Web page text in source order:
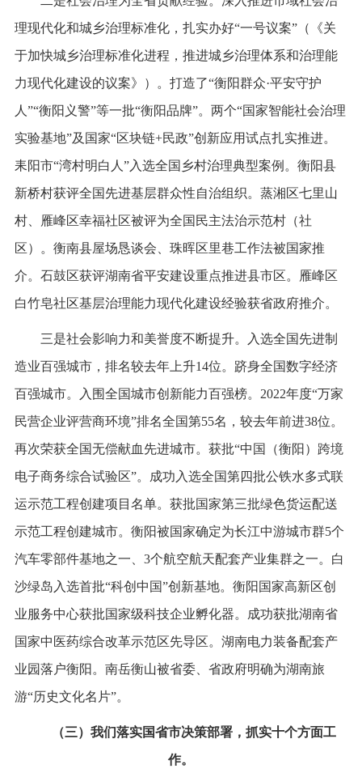
理现代化和城乡治理标准化，扎实办好“一号议案”（《关
于加快城乡治理标准化进程，推进城乡治理体系和治理能
力现代化建设的议案》）。打造了“衡阳群众·平安守护
人”“衡阳义警”等一批“衡阳品牌”。两个“国家智能社会治理
实验基地”及国家“区块链+民政”创新应用试点扎实推进。
耒阳市“湾村明白人”入选全国乡村治理典型案例。衡阳县
新桥村获评全国先进基层群众性自治组织。蒸湘区七里山
村、雁峰区幸福社区被评为全国民主法治示范村（社
区）。衡南县屋场恳谈会、珠晖区里巷工作法被国家推
介。石鼓区获评湖南省平安建设重点推进县市区。雁峰区
白竹皂社区基层治理能力现代化建设经验获省政府推介。
三是社会影响力和美誉度不断提升。入选全国先进制
造业百强城市，排名较去年上升14位。跻身全国数字经济
百强城市。入围全国城市创新能力百强榜。2022年度“万家
民营企业评营商环境”排名全国第55名，较去年前进38位。
再次荣获全国无偿献血先进城市。获批“中国（衡阳）跨境
电子商务综合试验区”。成功入选全国第四批公铁水多式联
运示范工程创建项目名单。获批国家第三批绿色货运配送
示范工程创建城市。衡阳被国家确定为长江中游城市群5个
汽车零部件基地之一、3个航空航天配套产业集群之一。白
沙绿岛入选首批“科创中国”创新基地。衡阳国家高新区创
业服务中心获批国家级科技企业孵化器。成功获批湖南省
国家中医药综合改革示范区先导区。湖南电力装备配套产
业园落户衡阳。南岳衡山被省委、省政府明确为湖南旅
游“历史文化名片”。
（三）我们落实国省市决策部署，抓实十个方面工
作。